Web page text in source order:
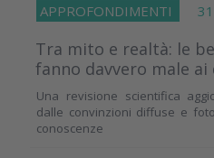
APPROFONDIMENTI 31
Tra mito e realtà: le
fanno davvero male ai
Una revisione scientifica
dalle convinzioni diffuse e
conoscenze